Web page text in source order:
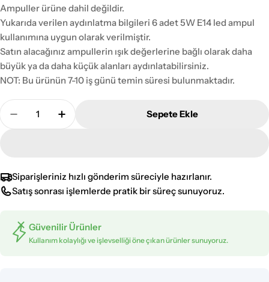
Ampuller ürüne dahil değildir.
Yukarıda verilen aydınlatma bilgileri 6 adet 5W E14 led ampul
kullanımına uygun olarak verilmiştir.
Satın alacağınız ampullerin ışık değerlerine bağlı olarak daha
büyük ya da daha küçük alanları aydınlatabilirsiniz.
NOT: Bu ürünün 7-10 iş günü temin süresi bulunmaktadır.
Adet
Avonni Eskitme Kaplama Modern Avize AVONNI
Avonni Eskitme Kaplama Modern Avize
Sepete Ekle
Siparişleriniz hızlı gönderim süreciyle hazırlanır.
Satış sonrası işlemlerde pratik bir süreç sunuyoruz.
Güvenilir Ürünler
Kullanım kolaylığı ve işlevselliği öne çıkan ürünler sunuyoruz.